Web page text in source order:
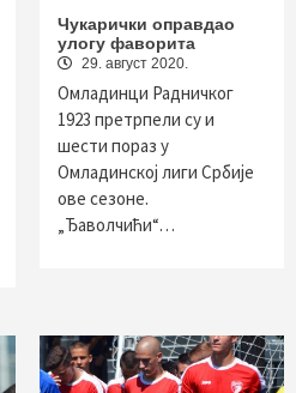
Чукарички оправдао
улогу фаворита
29. август 2020.
Омладинци Радничког
1923 претрпели су и
шести пораз у
Омладинској лиги Србије
ове сезоне.
„Ђаволчићи“…